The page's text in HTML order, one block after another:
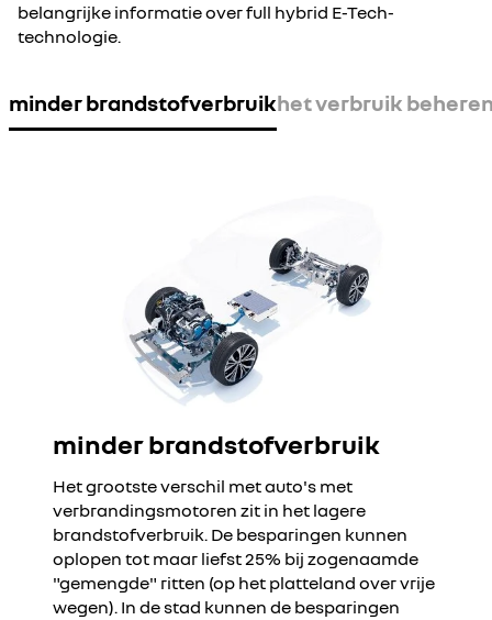
belangrijke informatie over full hybrid E-Tech-
technologie.
minder brandstofverbruikhet verbruik
minder brandstofverbruik
Het grootste verschil met auto's met
verbrandingsmotoren zit in het lagere
brandstofverbruik. De besparingen kunnen
oplopen tot maar liefst 25% bij zogenaamde
"gemengde" ritten (op het platteland over vrije
wegen). In de stad kunnen de besparingen